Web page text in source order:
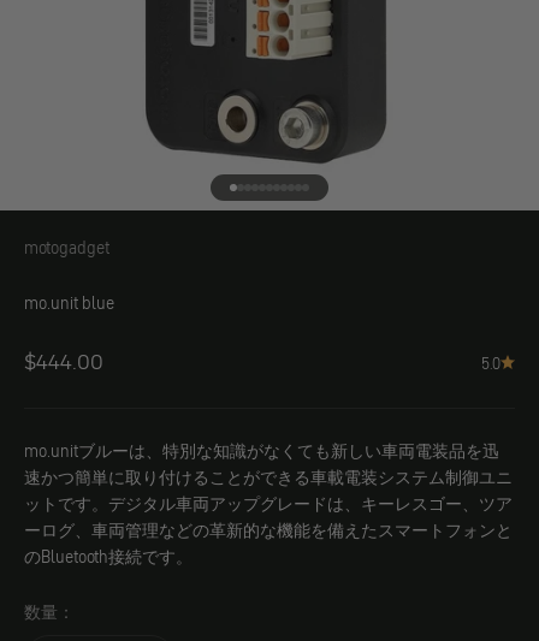
エレメント1へ
エレメント2へ
エレメント3へ
エレメント4へ
エレメント5へ
エレメント6へ
エレメント7へ
エレメント8へ
エレメント9へ
エレメント10へ
エレメント11へ
motogadget
mo.unit blue
Angebot
$444.00 5.0
mo.unitブルーは、特別な知識がなくても新しい車両電装品を迅
速かつ簡単に取り付けることができる車載電装システム制御ユニ
ットです。デジタル車両アップグレードは、キーレスゴー、ツア
ーログ、車両管理などの革新的な機能を備えたスマートフォンと
のBluetooth接続です。
数量：